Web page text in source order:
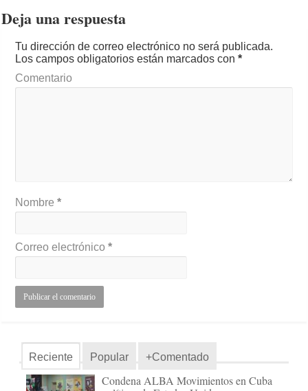
Deja una respuesta
Tu dirección de correo electrónico no será publicada.
Los campos obligatorios están marcados con*
Comentario
Nombre*
Correo electrónico*
Reciente Popular +Comentado
Condena ALBA Movimientos en Cuba